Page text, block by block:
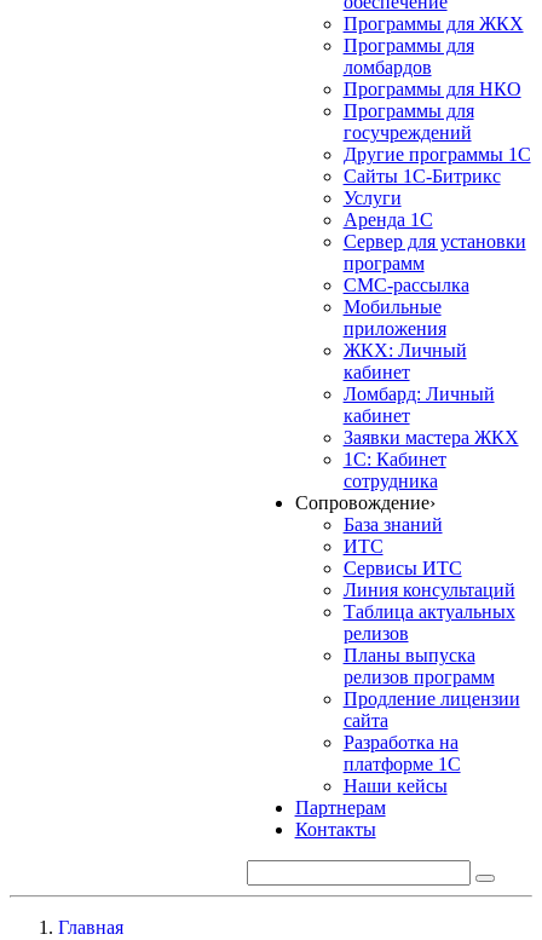
Программы для ЖКХ
Программы для
ломбардов
Программы для НКО
Программы для
госучреждений
Другие программы 1С
Сайты 1С-Битрикс
Услуги
Аренда 1С
Сервер для установки
программ
СМС-рассылка
Мобильные
приложения
ЖКХ: Личный
кабинет
Ломбард: Личный
кабинет
Заявки мастера ЖКХ
1С: Кабинет
сотрудника
Сопровождение›
База знаний
ИТС
Сервисы ИТС
Линия консультаций
Таблица актуальных
релизов
Планы выпуска
релизов программ
Продление лицензии
сайта
Разработка на
платформе 1С
Наши кейсы
Партнерам
Контакты
Главная